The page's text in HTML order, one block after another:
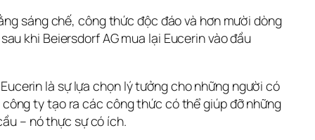
sáng chế, công thức độc đáo và hơn mười dòng
khi Beiersdorf AG mua lại Eucerin vào đầu
là sự lựa chọn lý tưởng cho những người có
công ty tạo ra các công thức có thể giúp đỡ những
– nó thực sự có ích.